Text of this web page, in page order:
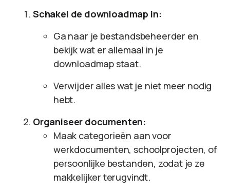
Schakel de downloadmap in:
Ga naar je bestandsbeheerder en
bekijk wat er allemaal in je
downloadmap staat.
Verwijder alles wat je niet meer nodig
hebt.
Organiseer documenten:
Maak categorieën aan voor
werkdocumenten, schoolprojecten, of
persoonlijke bestanden, zodat je ze
makkelijker terugvindt.